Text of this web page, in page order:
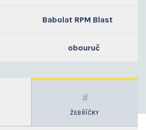
Babolat RPM Blast
obouruč
ŽEBŘÍČKY